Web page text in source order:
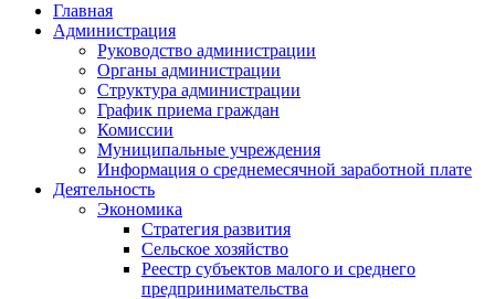
Главная
Администрация
Руководство администрации
Органы администрации
Структура администрации
График приема граждан
Комиссии
Муниципальные учреждения
Информация о среднемесячной заработной плате
Деятельность
Экономика
Стратегия развития
Сельское хозяйство
Реестр субъектов малого и среднего
предпринимательства